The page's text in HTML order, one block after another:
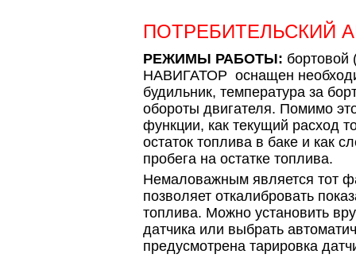
ПОТРЕБИТЕЛЬСКИЙ
РЕЖИМЫ РАБОТЫ:
НАВИГАТОР оснащен
будильник, температура за
обороты двигателя. Помимо
функции, как текущий расход
остаток топлива в баке и как
пробега на остатке топлива.
Немаловажным является тот
позволяет откалибровать
топлива. Можно установить
датчика или выбрать
предусмотрена тарировка